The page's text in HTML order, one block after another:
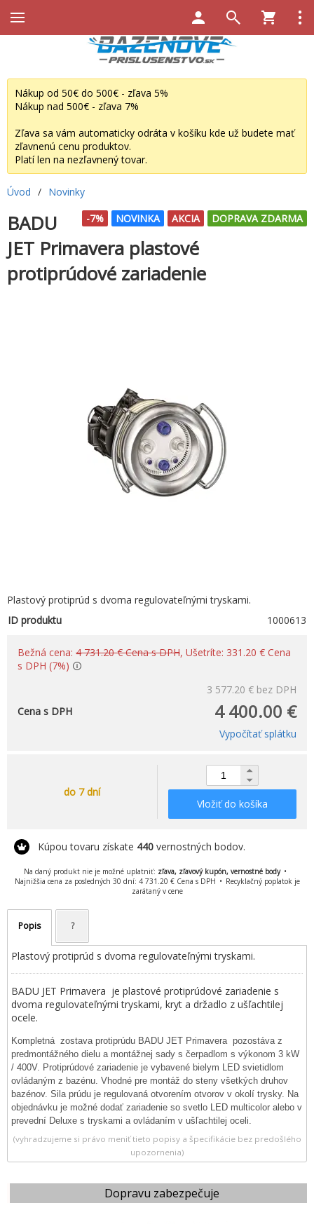
Dopravu zabezpečuje
Nákup od 50€ do 500€ - zľava 5%
Nákup nad 500€ - zľava 7%
Zľava sa vám automaticky odráta v košíku kde už budete mať
zľavnenú cenu produktov.
Platí len na nezľavnený tovar.
Úvod / Novinky
DOPRAVA ZDARMA
AKCIA
NOVINKA
-7%
BADU
JET Primavera plastové
protiprúdové zariadenie
Plastový protiprúd s dvoma regulovateľnými tryskami.
ID produktu
1000613
Bežná cena: 4 731.20 € Cena s DPH, Ušetríte: 331.20 € Cena
s DPH (7%)
3 577.20 € bez DPH
4 400.00 €
Cena s DPH
Vypočítať splátku
do 7 dní
Vložiť do košíka
Kúpou tovaru získate 440 vernostných bodov.
Na daný produkt nie je možné uplatniť: zľava, zľavový kupón, vernostné body
Najnižšia cena za posledných 30 dní: 4 731.20 € Cena s DPH
Recyklačný poplatok je
zarátaný v cene
Popis ?
Plastový protiprúd s dvoma regulovateľnými tryskami.
BADU JET Primavera je plastové protiprúdové zariadenie s
dvoma regulovateľnými tryskami, kryt a držadlo z ušľachtilej
ocele.
Kompletná zostava protiprúdu BADU JET Primavera pozostáva z
predmontážného dielu a montážnej sady s čerpadlom s výkonom 3 kW
/ 400V. Protiprúdové zariadenie je vybavené bielym LED svietidlom
ovládaným z bazénu. Vhodné pre montáž do steny všetkých druhov
bazénov. Sila prúdu je regulovaná otvorením otvorov v okolí trysky. Na
objednávku je možné dodať zariadenie so svetlo LED multicolor alebo v
prevední Deluxe s tryskami a ovládaním v ušľachtilej oceli.
(vyhradzujeme si právo meniť tieto popisy a špecifikácie bez predošlého
upozornenia)